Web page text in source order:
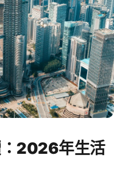
2026年生活